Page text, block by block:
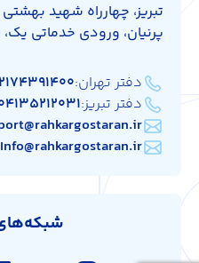
تبریز، چهارراه شهید
پرنیان، ورودی خدماتی یک، طبقه 2، واحد
دفتر تهران:
دفتر تبریز:
Info@rahkargostaran.ir